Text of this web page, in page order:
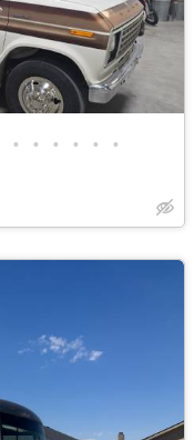
• • • • • •